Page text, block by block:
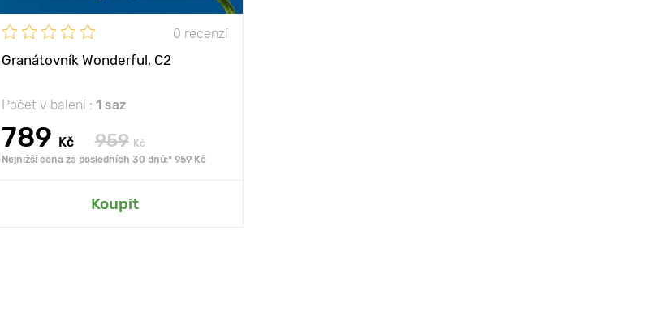
0 recenzí
Granátovník Wonderful, С2
Počet v balení : 1 saz
789 Kč 959
Kč
Nejnižší cena za posledních 30 dnů:* 959 Kč
Koupit